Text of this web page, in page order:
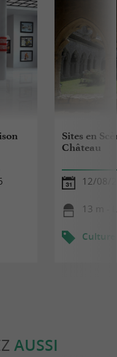
Sites en
Château
12/08/
13 m -
Culture
AUSSI